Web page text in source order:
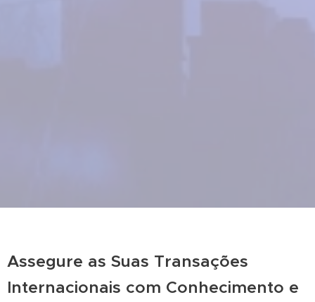
Assegure as Suas Transações
Internacionais com Conhecimento e